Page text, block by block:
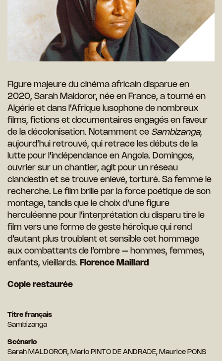
Figure majeure du cinéma africain disparue en
2020, Sarah Maldoror, née en France, a tourné en
Algérie et dans l’Afrique lusophone de nombreux
films, fictions et documentaires engagés en faveur
de la décolonisation. Notamment ce Sambizanga,
aujourd’hui retrouvé, qui retrace les débuts de la
lutte pour l’indépendance en Angola. Domingos,
ouvrier sur un chantier, agit pour un réseau
clandestin et se trouve enlevé, torturé. Sa femme le
recherche. Le film brille par la force poétique de son
montage, tandis que le choix d’une figure
herculéenne pour l’interprétation du disparu tire le
film vers une forme de geste héroïque qui rend
d’autant plus troublant et sensible cet hommage
aux combattants de l’ombre – hommes, femmes,
enfants, vieillards. Florence Maillard
Copie restaurée
Titre français
Sambizanga
Scénario
Sarah MALDOROR, Mario PINTO DE ANDRADE, Maurice PONS